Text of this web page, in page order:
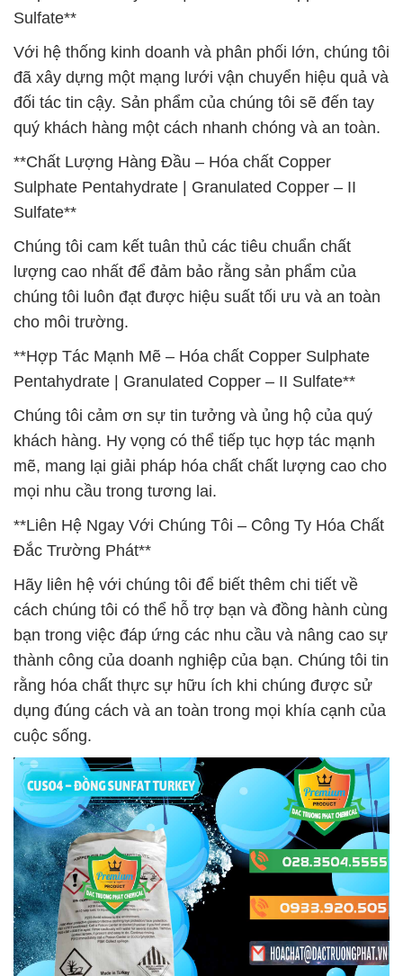
Sulfate**
Với hệ thống kinh doanh và phân phối lớn, chúng tôi
đã xây dựng một mạng lưới vận chuyển hiệu quả và
đối tác tin cậy. Sản phẩm của chúng tôi sẽ đến tay
quý khách hàng một cách nhanh chóng và an toàn.
**Chất Lượng Hàng Đầu – Hóa chất Copper
Sulphate Pentahydrate | Granulated Copper – II
Sulfate**
Chúng tôi cam kết tuân thủ các tiêu chuẩn chất
lượng cao nhất để đảm bảo rằng sản phẩm của
chúng tôi luôn đạt được hiệu suất tối ưu và an toàn
cho môi trường.
**Hợp Tác Mạnh Mẽ – Hóa chất Copper Sulphate
Pentahydrate | Granulated Copper – II Sulfate**
Chúng tôi cảm ơn sự tin tưởng và ủng hộ của quý
khách hàng. Hy vọng có thể tiếp tục hợp tác mạnh
mẽ, mang lại giải pháp hóa chất chất lượng cao cho
mọi nhu cầu trong tương lai.
**Liên Hệ Ngay Với Chúng Tôi – Công Ty Hóa Chất
Đắc Trường Phát**
Hãy liên hệ với chúng tôi để biết thêm chi tiết về
cách chúng tôi có thể hỗ trợ bạn và đồng hành cùng
bạn trong việc đáp ứng các nhu cầu và nâng cao sự
thành công của doanh nghiệp của bạn. Chúng tôi tin
rằng hóa chất thực sự hữu ích khi chúng được sử
dụng đúng cách và an toàn trong mọi khía cạnh của
cuộc sống.